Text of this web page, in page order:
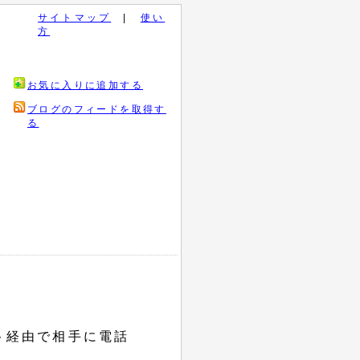
サイトマップ
使い
方
お気に入りに追加する
ブログのフィードを取得す
る
由で相手に電話